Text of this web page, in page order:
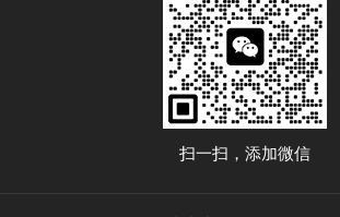
扫一扫，添加微信